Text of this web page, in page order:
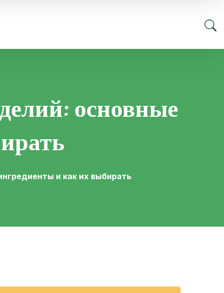
основные
и как их выбирать